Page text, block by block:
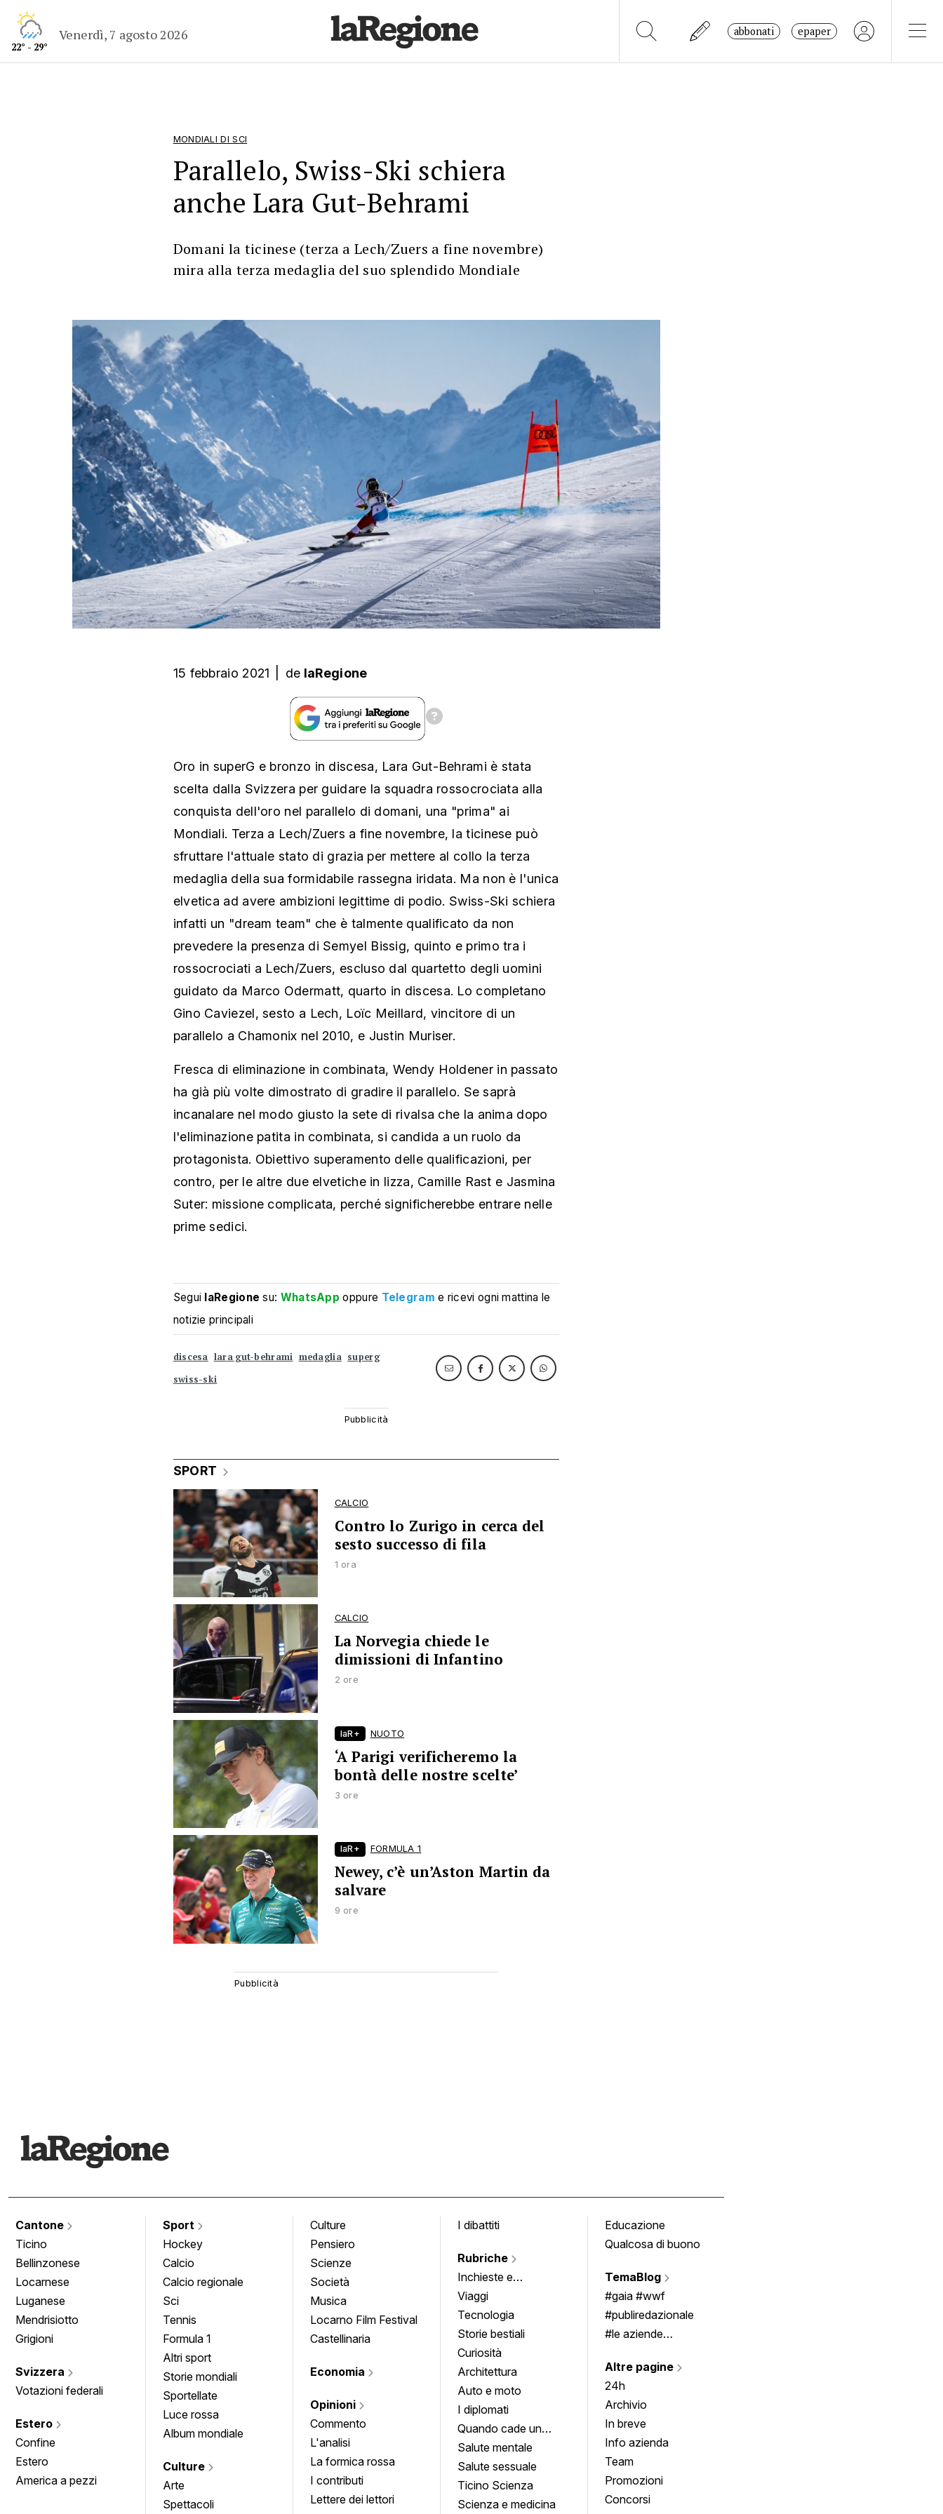
22° - 29°
Venerdì, 7 agosto 2026 abbonati epaper
MONDIALI DI SCI
Parallelo, Swiss-Ski schiera
anche Lara Gut-Behrami
Domani la ticinese (terza a Lech/Zuers a fine novembre)
mira alla terza medaglia del suo splendido Mondiale
15 febbraio 2021 de laRegione
Oro in superG e bronzo in discesa, Lara Gut-Behrami è stata
scelta dalla Svizzera per guidare la squadra rossocrociata alla
conquista dell'oro nel parallelo di domani, una "prima" ai
Mondiali. Terza a Lech/Zuers a fine novembre, la ticinese può
sfruttare l'attuale stato di grazia per mettere al collo la terza
medaglia della sua formidabile rassegna iridata. Ma non è l'unica
elvetica ad avere ambizioni legittime di podio. Swiss-Ski schiera
infatti un "dream team" che è talmente qualificato da non
prevedere la presenza di Semyel Bissig, quinto e primo tra i
rossocrociati a Lech/Zuers, escluso dal quartetto degli uomini
guidato da Marco Odermatt, quarto in discesa. Lo completano
Gino Caviezel, sesto a Lech, Loïc Meillard, vincitore di un
parallelo a Chamonix nel 2010, e Justin Muriser.
Fresca di eliminazione in combinata, Wendy Holdener in passato
ha già più volte dimostrato di gradire il parallelo. Se saprà
incanalare nel modo giusto la sete di rivalsa che la anima dopo
l'eliminazione patita in combinata, si candida a un ruolo da
protagonista. Obiettivo superamento delle qualificazioni, per
contro, per le altre due elvetiche in lizza, Camille Rast e Jasmina
Suter: missione complicata, perché significherebbe entrare nelle
prime sedici.
Segui laRegione su: WhatsApp oppure Telegram e ricevi ogni mattina le
notizie principali
discesa lara gut-behrami medaglia superg
swiss-ski
SPORT
CALCIO
Contro lo Zurigo in cerca del
sesto successo di fila
1 ora
CALCIO
La Norvegia chiede le
dimissioni di Infantino
2 ore
laR+ NUOTO
‘A Parigi verificheremo la
bontà delle nostre scelte’
3 ore
laR+ FORMULA 1
Newey, c’è un’Aston Martin da
salvare
9 ore
Cantone
Ticino
Bellinzonese
Locarnese
Luganese
Mendrisiotto
Grigioni
Svizzera
Votazioni federali
Estero
Confine
Estero
America a pezzi
Sport
Hockey
Calcio
Calcio regionale
Sci
Tennis
Formula 1
Altri sport
Storie mondiali
Sportellate
Luce rossa
Album mondiale
Culture
Arte
Spettacoli
Culture
Pensiero
Scienze
Società
Musica
Locarno Film Festival
Castellinaria
Economia
Opinioni
Commento
L'analisi
La formica rossa
I contributi
Lettere dei lettori
I dibattiti
Rubriche
Inchieste e
approfondimenti
Viaggi
Tecnologia
Storie bestiali
Curiosità
Architettura
Auto e moto
I diplomati
Quando cade un
quadro
Salute mentale
Salute sessuale
Ticino Scienza
Scienza e medicina
Educazione
Qualcosa di buono
TemaBlog
#gaia #wwf
#publiredazionale
#le aziende
Altre pagine
24h
Archivio
In breve
Info azienda
Team
Promozioni
Concorsi